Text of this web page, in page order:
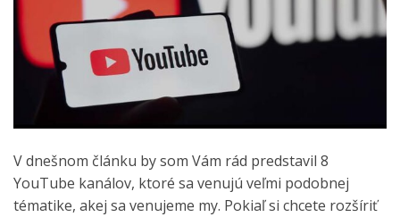
V dnešnom článku by som Vám rád predstavil 8
YouTube kanálov, ktoré sa venujú veľmi podobnej
tématike, akej sa venujeme my. Pokiaľ si chcete rozšíriť